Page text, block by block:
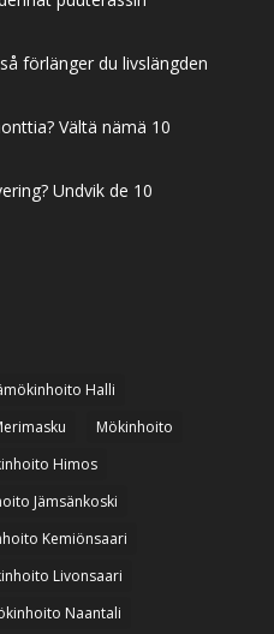
förlänger du livslängden
Vältä nämä 10
Undvik de 10
Halli
Mökinhoito
Himos
Jämsänkoski
Kemiönsaari
Livonsaari
Naantali